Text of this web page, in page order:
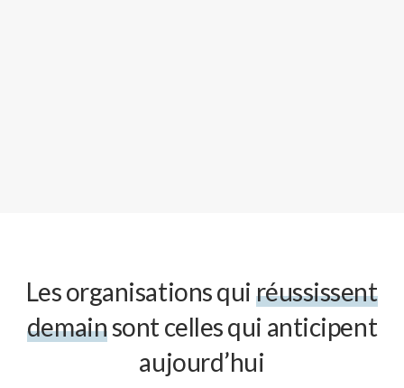
Les organisations qui réussissent
demainsont celles qui anticipent
aujourd’hui